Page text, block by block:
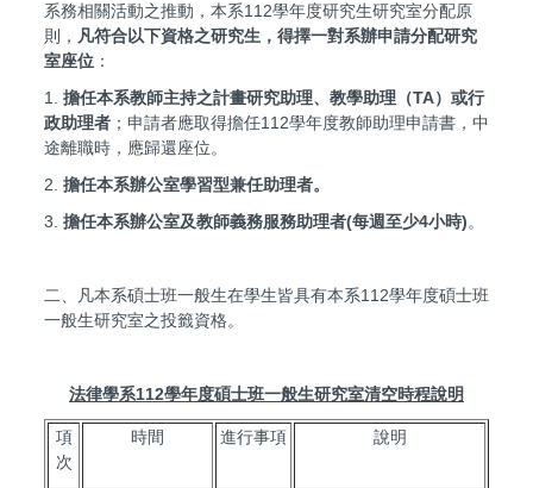
系務相關活動之推動，本系112學年度研究生研究室分配原
則， 凡符合以下資格之研究生，得擇一對系辦申請分配研究
室座位 ：
1. 擔任本系教師主持之計畫研究助理、教學助理（TA）或行
政助理者 ；申請者應取得擔任112學年度教師助理申請書，中
途離職時，應歸還座位。
2. 擔任本系辦公室學習型兼任助理者。
3. 擔任本系辦公室及教師義務服務助理者(每週至少4小時)。
二、凡本系碩士班一般生在學生皆具有本系112學年度碩士班
一般生研究室之投籤資格。
法律學系112學年度碩士班一般生研究室清空時程說明
項
次
時間 進行事項 說明